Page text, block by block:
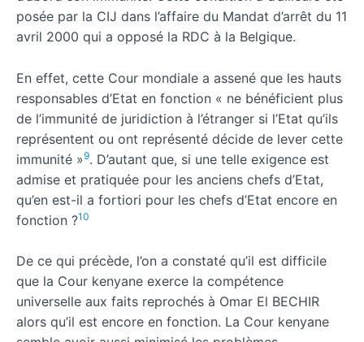
posée par la CIJ dans l’affaire du Mandat d’arrêt du 11
avril 2000 qui a opposé la RDC à la Belgique.
En effet, cette Cour mondiale a assené que les hauts
responsables d’Etat en fonction « ne bénéficient plus
de l’immunité de juridiction à l’étranger si l’Etat qu’ils
représentent ou ont représenté décide de lever cette
immunité »9. D’autant que, si une telle exigence est
admise et pratiquée pour les anciens chefs d’Etat,
qu’en est-il a fortiori pour les chefs d’Etat encore en
fonction ?10
De ce qui précède, l’on a constaté qu’il est difficile
que la Cour kenyane exerce la compétence
universelle aux faits reprochés à Omar El BECHIR
alors qu’il est encore en fonction. La Cour kenyane